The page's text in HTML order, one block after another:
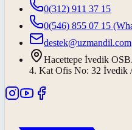
0(312) 911 37 15
0(546) 855 07 15
destek@uzmandil.com
Hacettepe İvedik
4. Kat Ofis No: 32